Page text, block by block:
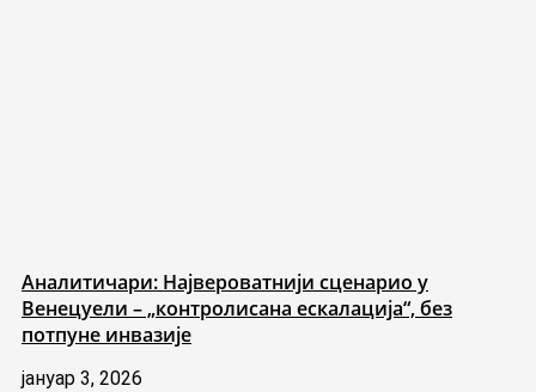
Аналитичари: Највероватнији сценарио у
Венецуели – „контролисана ескалација“, без
потпуне инвазије
јануар 3, 2026